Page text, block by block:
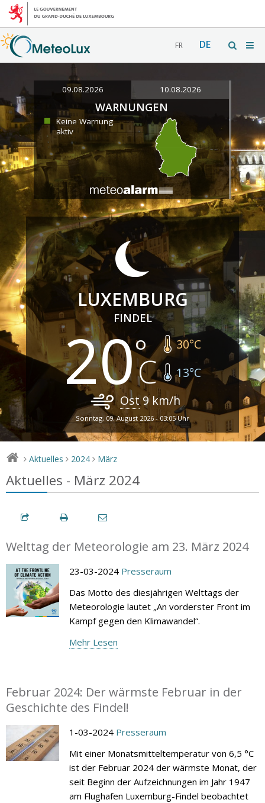
FR DE
09.08.2026 10.08.2026
WARNUNGEN
Keine Warnung
aktiv
LUXEMBURG
FINDEL
20 30°C
13°C
Ost9 km/h
Sonntag, 09. August 2026 - 03:05 Uhr
> Aktuelles > 2024 > März
Aktuelles - März 2024
Welttag der Meteorologie am 23. März 2024
23-03-2024 Presseraum
Das Motto des diesjährigen Welttags der
Meteorologie lautet „An vorderster Front im
Kampf gegen den Klimawandel“.
Mehr Lesen
Februar 2024: Der wärmste Februar in der
Geschichte des Findel!
1-03-2024 Presseraum
Mit einer Monatsmitteltemperatur von 6,5 °C
ist der Februar 2024 der wärmste Monat, der
seit Beginn der Aufzeichnungen im Jahr 1947
am Flughafen Luxemburg-Findel beobachtet